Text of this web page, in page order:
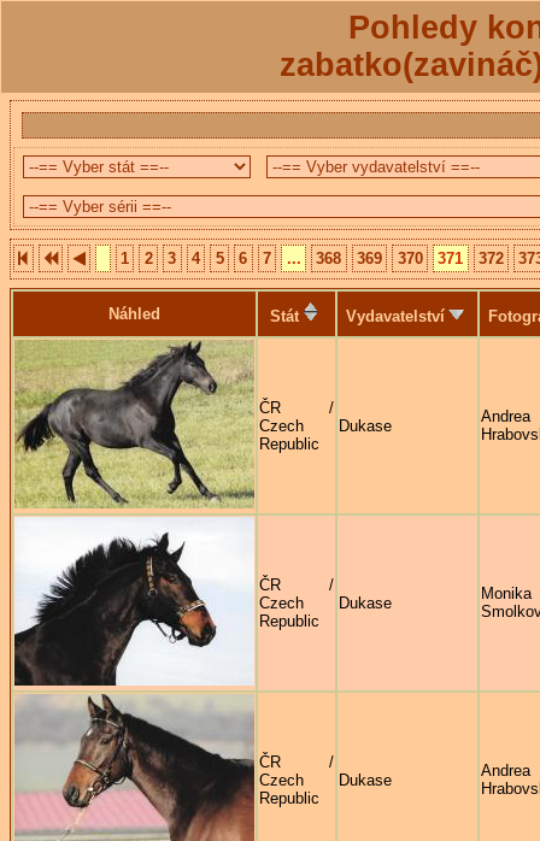
Pohledy
1 2 3 4 5 6 7 ... 368 369 370 371 372
Náhled Stát Vydavatelství
ČR /
Czech
Republic
Dukase
Andrea
ČR /
Czech
Republic
Dukase
Monika
ČR /
Czech
Republic
Dukase
Andrea